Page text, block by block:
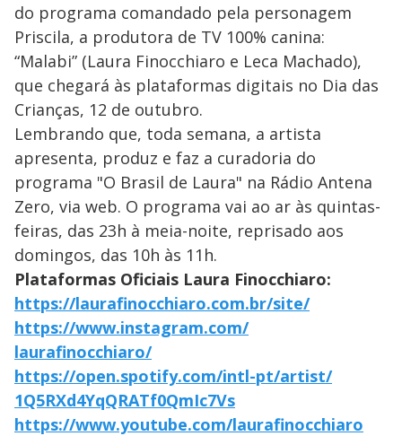
do programa comandado pela personagem
Priscila, a produtora de TV 100% canina:
“Malabi” (Laura Finocchiaro e Leca Machado),
que chegará às plataformas digitais no Dia das
Crianças, 12 de outubro.
Lembrando que, toda semana, a artista
apresenta, produz e faz a curadoria do
programa "O Brasil de Laura" na Rádio Antena
Zero, via web. O programa vai ao ar às quintas-
feiras, das 23h à meia-noite, reprisado aos
domingos, das 10h às 11h.
Plataformas Oficiais Laura Finocchiaro:
https://laurafinocchiaro.com.br/site/
https://www.instagram.com/
laurafinocchiaro/
https://open.spotify.com/intl-pt/artist/
1Q5RXd4YqQRATf0QmIc7Vs
https://www.youtube.com/laurafinocchiaro